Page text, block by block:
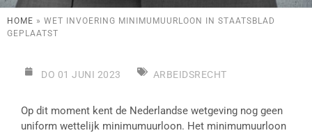
HOME » WET INVOERING MINIMUMUURLOON IN STAATSBLAD
GEPLAATST
DO 01 JUNI 2023 ARBEIDSRECHT
Op dit moment kent de Nederlandse wetgeving nog geen
uniform wettelijk minimumuurloon. Het minimumuurloon